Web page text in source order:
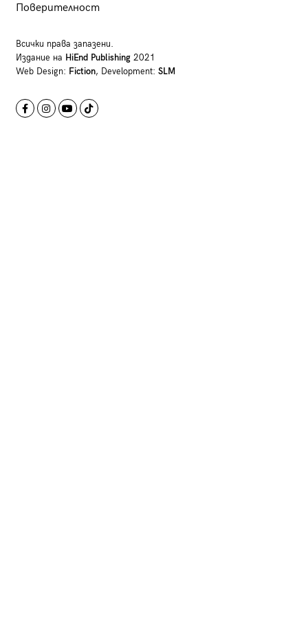
Поверителност
Всички права запазени.
Издание на HiEnd Publishing2021
Web Design: Fiction, Development: SLM